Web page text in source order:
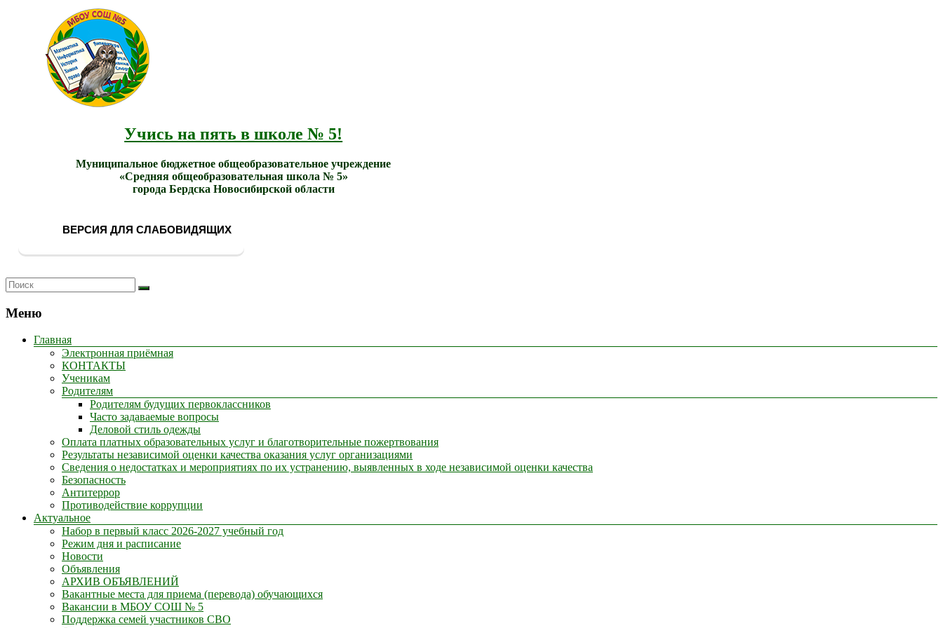
Учись на пять в школе № 5!
Муниципальное бюджетное общеобразовательное учреждение
«Средняя общеобразовательная школа № 5»
города Бердска Новосибирской области
ВЕРСИЯ ДЛЯ СЛАБОВИДЯЩИХ
Меню
Главная
Электронная приёмная
КОНТАКТЫ
Ученикам
Родителям
Родителям будущих первоклассников
Часто задаваемые вопросы
Деловой стиль одежды
Оплата платных образовательных услуг и благотворительные пожертвования
Результаты независимой оценки качества оказания услуг организациями
Сведения о недостатках и мероприятиях по их устранению, выявленных в ходе независимой оценки качества
Безопасность
Антитеррор
Противодействие коррупции
Актуальное
Набор в первый класс 2026-2027 учебный год
Режим дня и расписание
Новости
Объявления
АРХИВ ОБЪЯВЛЕНИЙ
Вакантные места для приема (перевода) обучающихся
Вакансии в МБОУ СОШ № 5
Поддержка семей участников СВО